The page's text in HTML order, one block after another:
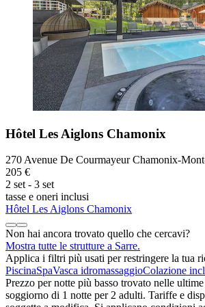
Hôtel Les Aiglons Chamonix
270 Avenue De Courmayeur Chamonix-
205 €
2 set - 3 set
tasse e oneri inclusi
Hôtel Les Aiglons Chamonix
Non hai ancora trovato quello che cercavi?
Mostra tutte le strutture a Sarre.
Applica i filtri più usati per restringere la tua
PiscinaSpaVasca idromassaggioColazione
Prezzo per notte più basso trovato nelle
soggiorno di 1 notte per 2 adulti. Tariffe e